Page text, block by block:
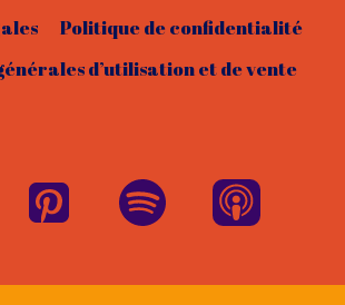
Politique de confidentialité
d’utilisation et de vente